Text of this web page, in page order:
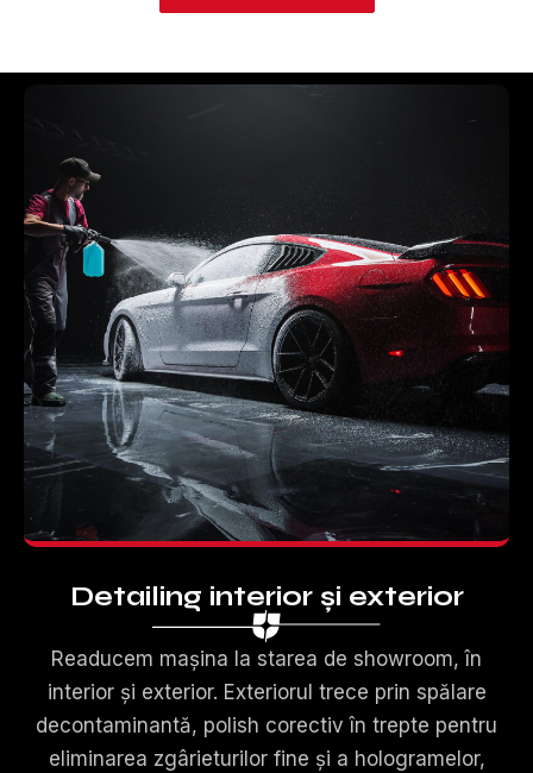
Detailing interior și exterior
Readucem mașina la starea de showroom, în
interior și exterior. Exteriorul trece prin spălare
decontaminantă, polish corectiv în trepte pentru
eliminarea zgârieturilor fine și a hologramelor,